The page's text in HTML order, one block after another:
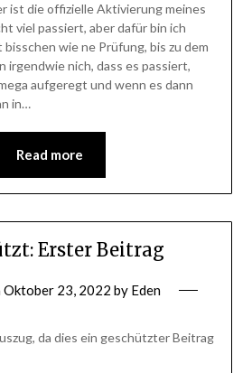
ist die offizielle Aktivierung meines
viel passiert, aber dafür bin ich
bisschen wie ne Prüfung, bis zu dem
irgendwie nich, dass es passiert,
aufgeregt und wenn es dann
in…
Read more
Erster Beitrag
Oktober 23, 2022 by Eden
da dies ein geschützter Beitrag